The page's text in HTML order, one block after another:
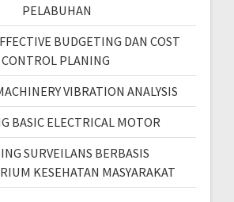
PELABUHAN
BUDGETING DAN COST
CONTROL PLANING
VIBRATION ANALYSIS
BASIC ELECTRICAL MOTOR
SURVEILANS BERBASIS
KESEHATAN MASYARAKAT